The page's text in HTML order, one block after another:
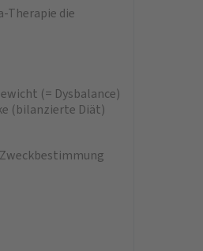
Therapie die
(= Dysbalance)
(bilanzierte Diät)